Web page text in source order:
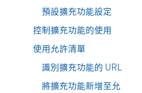
預設擴充功能設定
控制擴充功能的使用
使用允許清單
識別擴充功能的 URL
將擴充功能新增至允